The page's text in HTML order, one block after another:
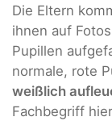
Die Eltern
ihnen auf
Pupillen
normale, rote
weißlich
Fachbegriff